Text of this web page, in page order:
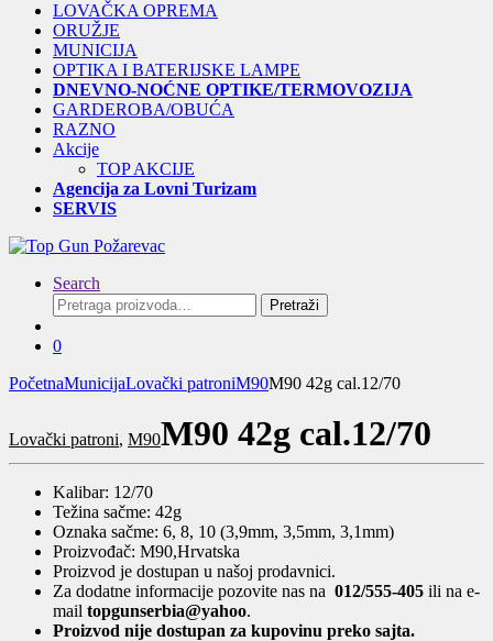
LOVAČKA OPREMA
ORUŽJE
MUNICIJA
OPTIKA I BATERIJSKE LAMPE
DNEVNO-NOĆNE OPTIKE/TERMOVOZIJA
GARDEROBA/OBUĆA
RAZNO
Akcije
TOP AKCIJE
Agencija za Lovni Turizam
SERVIS
Search
Pretraga
za:
Pretraži
0
PočetnaMunicijaLovački patroniM90M90 42g cal.12/70
Lovački patroni, M90M90 42g cal.12/70
Kalibar: 12/70
Težina sačme: 42g
Oznaka sačme: 6, 8, 10 (3,9mm, 3,5mm, 3,1mm)
Proizvođač: M90,Hrvatska
Proizvod je dostupan u našoj prodavnici.
Za dodatne informacije pozovite nas na 012/555-405 ili na e-
mail topgunserbia@yahoo.
Proizvod nije dostupan za kupovinu preko sajta.